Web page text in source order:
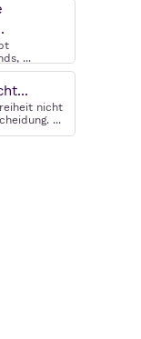
...
nicht
...